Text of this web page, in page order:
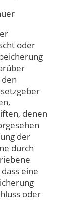
oder
denen
der
durch
eine
oder